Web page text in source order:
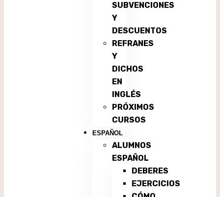
SUBVENCIONES
Y
DESCUENTOS
REFRANES
Y
DICHOS
EN
INGLÉS
PRÓXIMOS
CURSOS
ESPAÑOL
ALUMNOS
ESPAÑOL
DEBERES
EJERCICIOS